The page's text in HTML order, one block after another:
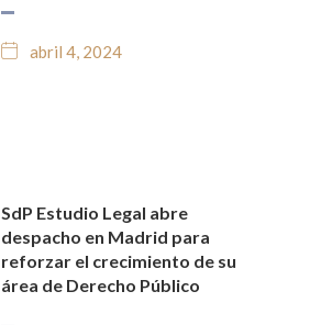
abril 4, 2024
NOTICIAS Y BLOG JURÍDICO
SdP Estudio Legal abre
despacho en Madrid para
reforzar el crecimiento de su
área de Derecho Público